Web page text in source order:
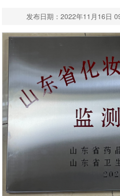
发布日期：2022年11月16